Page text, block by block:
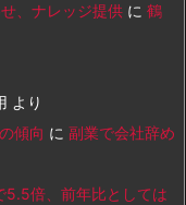
、ナレッジ提供 に 鶴
より
傾向 に 副業で会社辞め
5.5倍、前年比としては